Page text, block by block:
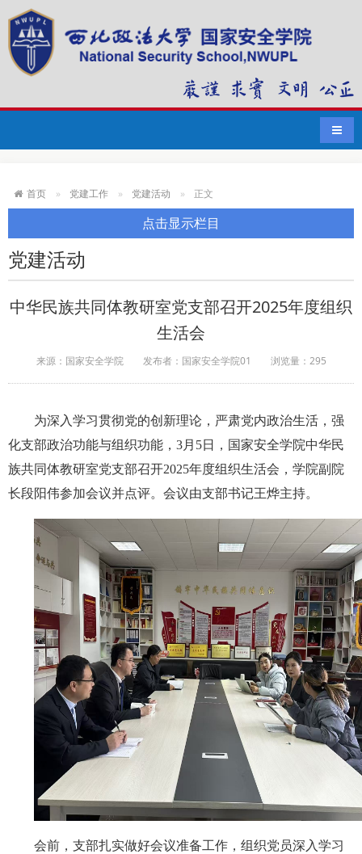
导航
首页 党建工作 党建活动 正文
点击显示栏目
党建活动
中华民族共同体教研室党支部召开2025年度组织
生活会
来源：国家安全学院 发布者：国家安全学院01 浏览量： 295
为深入学习贯彻党的创新理论，严肃党内政治生活，强
化支部政治功能与组织功能，3月5日，国家安全学院中华民
族共同体教研室党支部召开2025年度组织生活会，学院副院
长段阳伟参加会议并点评。会议由支部书记王烨主持。
会前，支部扎实做好会议准备工作，组织党员深入学习